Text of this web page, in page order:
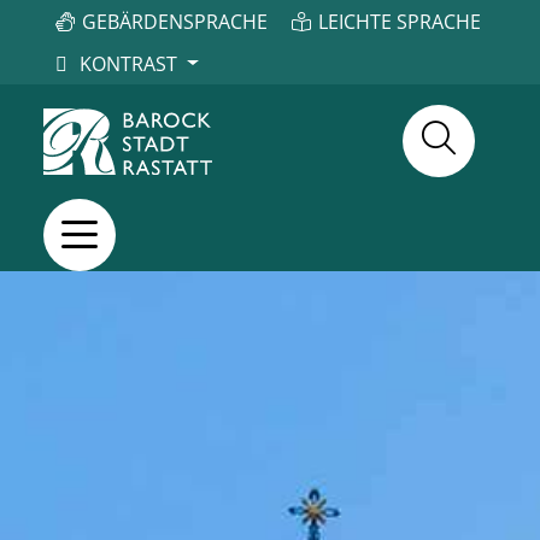
GEBÄRDENSPRACHE
LEICHTE SPRACHE
KONTRAST